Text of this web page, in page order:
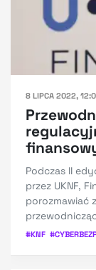
8 LIPCA 2022,
Podczas II
przez UKNF,
porozmawiać
#KNF #